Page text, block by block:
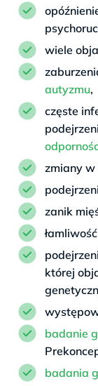
wiele
autyzmu,
częste
zmiany w
zanik
której
badanie
badania